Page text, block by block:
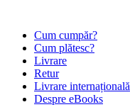
Cum cumpăr?
Cum plătesc?
Livrare
Retur
Livrare internațională
Despre eBooks